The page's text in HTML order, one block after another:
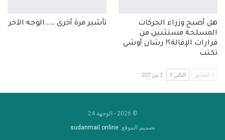
هل أصبح وزراء الحركات
المسلحة مستثنين من
قرارات الإقالة؟! رشان أوشي
تكتب
تأشير مرة أخرى ……الوجه الآخر
السابق التالي 1 من 227
© 2026 - الوجهة 24
تصميم الموقع:sudanmail.online